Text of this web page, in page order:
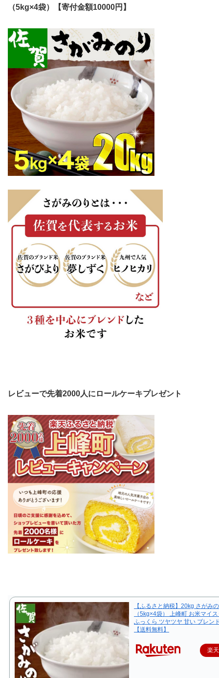
（5kg×4袋）【寄付金額10000円】
レビューで先着2000人にロールケーキプレゼント
【ふるさと納税】20kg さがみ
（5kg×4袋） 上峰町 お米マイ
ふっくら ツヤツヤ 甘い ブレン
【送料無料】
楽